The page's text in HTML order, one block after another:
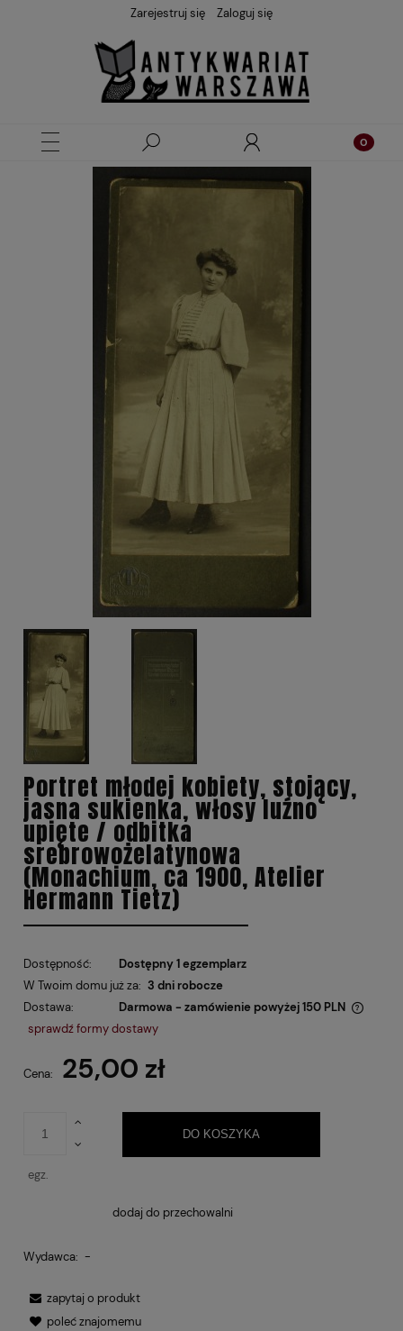
Zarejestruj się Zaloguj się
Portret młodej kobiety, stojący,
jasna sukienka, włosy luźno
upięte / odbitka
srebrowożelatynowa
(Monachium, ca 1900, Atelier
Hermann Tietz)
Dostępność:
Dostępny 1 egzemplarz
W Twoim domu już za: 3 dni robocze
Dostawa:
Darmowa - zamówienie powyżej 150 PLN
Cena nie zawiera ewentualnych kosztów płatności
sprawdź formy dostawy
Cena: 25,00 zł
egz.
DO KOSZYKA
dodaj do przechowalni
Wydawca: -
zapytaj o produkt
poleć znajomemu